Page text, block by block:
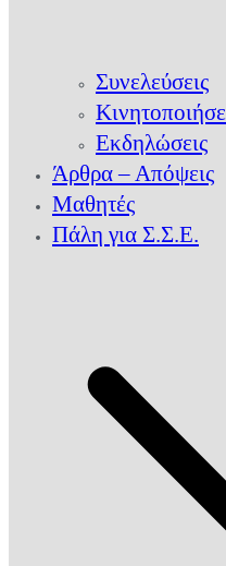
Συνελεύσεις
Εκδηλώσεις
Άρθρα – Απόψεις
Μαθητές
Πάλη για Σ.Σ.Ε.